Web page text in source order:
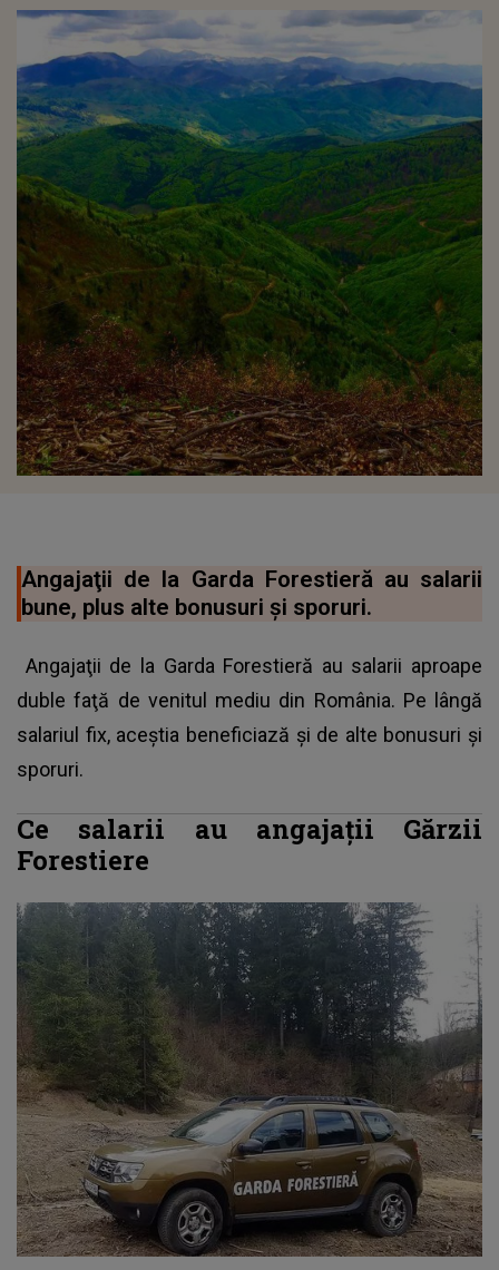
Angajaţii de la Garda Forestieră au salarii
bune, plus alte bonusuri şi sporuri.
Angajaţii de la Garda Forestieră au salarii aproape
duble faţă de venitul mediu din România. Pe lângă
salariul fix, aceştia beneficiază şi de alte bonusuri şi
sporuri.
Ce salarii au angajaţii Gărzii
Forestiere